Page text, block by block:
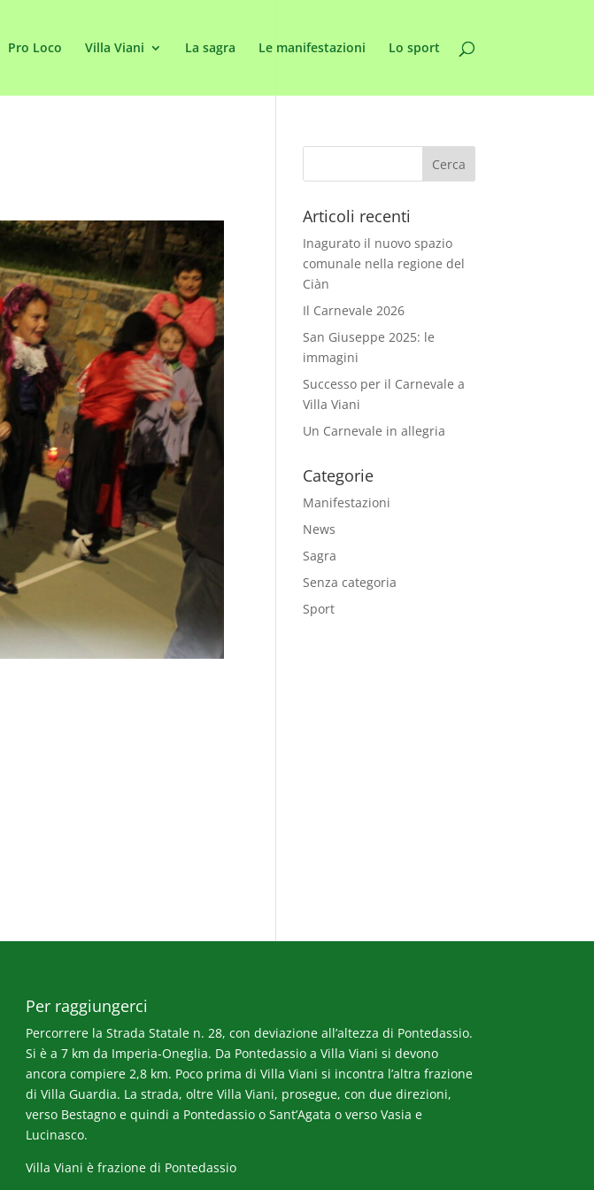
Pro Loco Villa Viani La sagra Le manifestazioni Lo sport
Articoli recenti
Inagurato il nuovo spazio
comunale nella regione del
Ciàn
Il Carnevale 2026
San Giuseppe 2025: le
immagini
Successo per il Carnevale a
Villa Viani
Un Carnevale in allegria
Categorie
Manifestazioni
News
Sagra
Senza categoria
Sport
Per raggiungerci
Percorrere la Strada Statale n. 28, con deviazione all’altezza di Pontedassio.
Si è a 7 km da Imperia-Oneglia. Da Pontedassio a Villa Viani si devono
ancora compiere 2,8 km. Poco prima di Villa Viani si incontra l’altra frazione
di Villa Guardia. La strada, oltre Villa Viani, prosegue, con due direzioni,
verso Bestagno e quindi a Pontedassio o Sant’Agata o verso Vasia e
Lucinasco.
Villa Viani è frazione di Pontedassio